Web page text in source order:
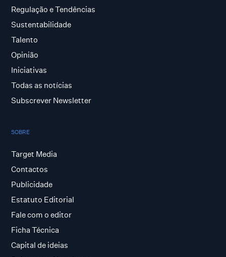
Regulação e Tendências
Sustentabilidade
Talento
Opinião
Iniciativas
Todas as notícias
Subscrever Newsletter
SOBRE
Target Media
Contactos
Publicidade
Estatuto Editorial
Fale com o editor
Ficha Técnica
Capital de ideias